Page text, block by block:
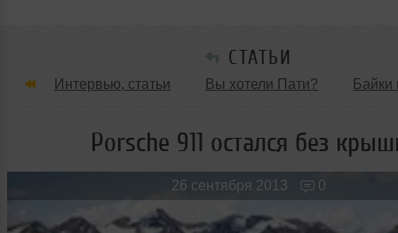
СТАТЬИ
Интервью, статьи Вы хотели Пати? Байки
Танцевальные стили Обзоры Вечеринок и
Новые лица Мужчина & Женщина
Porsche 911 остался без
26 сентября 2013 0